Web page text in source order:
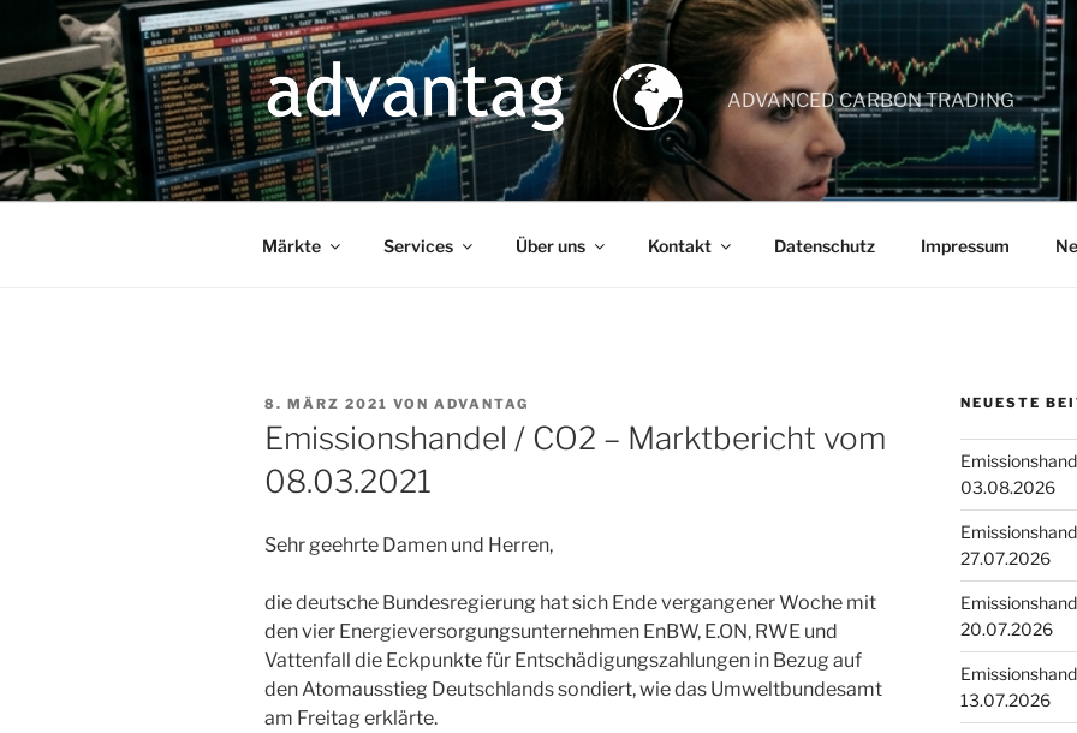
springen
ADVANCED CARBON TRADING
Märkte Services Über uns Kontakt Datenschutz Impressum
VERÖFFENTLICHT
AM
8. MÄRZ 2021 VON ADVANTAG
Emissionshandel / CO2 – Marktbericht vom
08.03.2021
Sehr geehrte Damen und Herren,
die deutsche Bundesregierung hat sich Ende vergangener Woche mit
den vier Energieversorgungsunternehmen EnBW, E.ON, RWE und
Vattenfall die Eckpunkte für Entschädigungszahlungen in Bezug auf
den Atomausstieg Deutschlands sondiert, wie das Umweltbundesamt
am Freitag erklärte.
NEUESTE
03.08.2026
27.07.2026
20.07.2026
13.07.2026